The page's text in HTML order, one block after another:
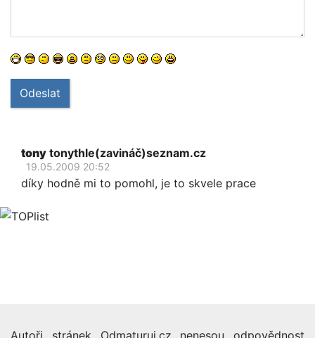
Odeslat
tony tonythle(zavináč)seznam.cz
19.05.2009 20:52
díky hodně mi to pomohl, je to skvele prace
Autoři stránek Odmaturuj.cz nenesou odpovědnost